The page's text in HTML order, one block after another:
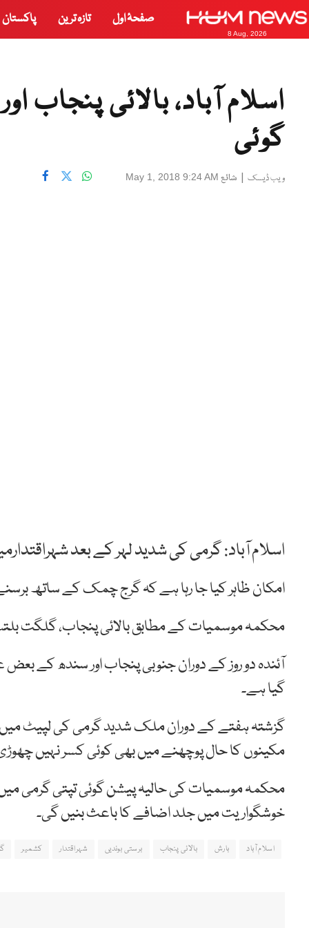
8 Aug, 2026
صفحۂ اول تازہ ترین پاکستان
اسلام آباد، بالائی
گوئی
ویب ڈیسک | شائع May 1, 2018 9:24 AM
اسلام آباد: گرمی کی شدید لہر کے بعد
امکان ظاہر کیا جا رہا ہے کہ گرج چمک کے ساتھ
محکمہ موسمیات کے مطابق بالائی پنجاب، گلگت
آئندہ دو روز کے دوران جنوبی پنجاب اور سندھ کے
گیا ہے۔
گزشتہ ہفتے کے دوران ملک شدید گرمی کی لپیٹ میں
مکینوں کا حال پوچھنے میں بھی کوئی کسر نہیں
محکمہ موسمیات کی حالیہ پیشن گوئی تپتی گرمی میں
خوشگواریت میں جلد اضافے کا باعث بنیں گی۔
اسلام آباد بارش بالائی پنجاب برستی بوندیں شہراقتدار کشمیر